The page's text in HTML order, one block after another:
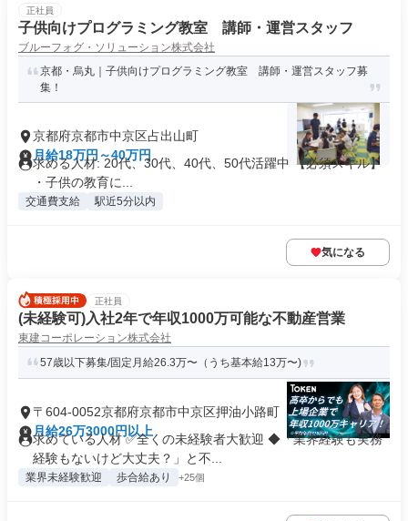
正社員
子供向けプログラミング教室 講師・運営スタッフ
ブルーフォグ・ソリューション株式会社
京都・烏丸｜子供向けプログラミング教室 講師・運営スタッフ募
集！
京都府京都市中京区占出山町
月給18万円～40万円
求める人材: 20代、30代、40代、50代活躍中 【必須スキル】
・子供の教育に...
交通費支給 駅近5分以内
気になる
正社員
(未経験可)入社2年で年収1000万可能な不動産営業
東建コーポレーション株式会社
57歳以下募集/固定月給26.3万〜（うち基本給13万〜)
〒604-0052京都府京都市中京区押油小路町
月給26万3000円以上
求めている人材 ✅全くの未経験者大歓迎 ◆「業界経験も実務
経験もないけど大丈夫？」と不...
業界未経験歓迎 歩合給あり +25個